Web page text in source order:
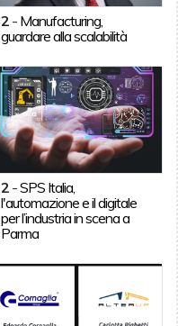
2 - Manufacturing,
guardare alla scalabilità
2 -SPS Italia,
l'automazione e il digitale
per l’industria in scena a
Parma